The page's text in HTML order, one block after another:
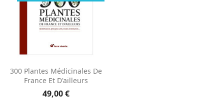
300 Plantes Médicinales De
France Et D'ailleurs
49,00 €